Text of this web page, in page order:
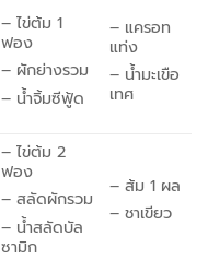
– ไข่ต้ม 1
ฟอง
– ผักย่างรวม
– น้ำจิ้มซีฟู้ด
– แครอท
แท่ง
– น้ำมะเขือ
เทศ
– ไข่ต้ม 2
ฟอง
– สลัดผักรวม
– น้ำสลัดบัล
ซามิก
– ส้ม 1 ผล
– ชาเขียว